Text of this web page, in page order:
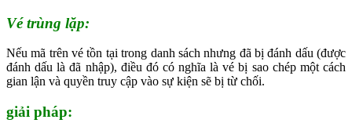
Vé trùng lặp:
Nếu mã trên vé tồn tại trong danh sách nhưng đã bị đánh dấu (được
đánh dấu là đã nhập), điều đó có nghĩa là vé bị sao chép một cách
gian lận và quyền truy cập vào sự kiện sẽ bị từ chối.
giải pháp: